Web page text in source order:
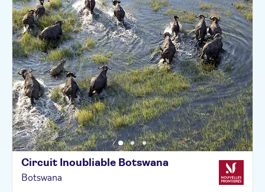
Circuit Inoubliable Botswana
Botswana